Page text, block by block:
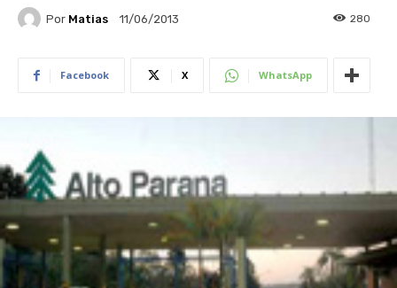
Por Matias 11/06/2013 280
Facebook X WhatsApp